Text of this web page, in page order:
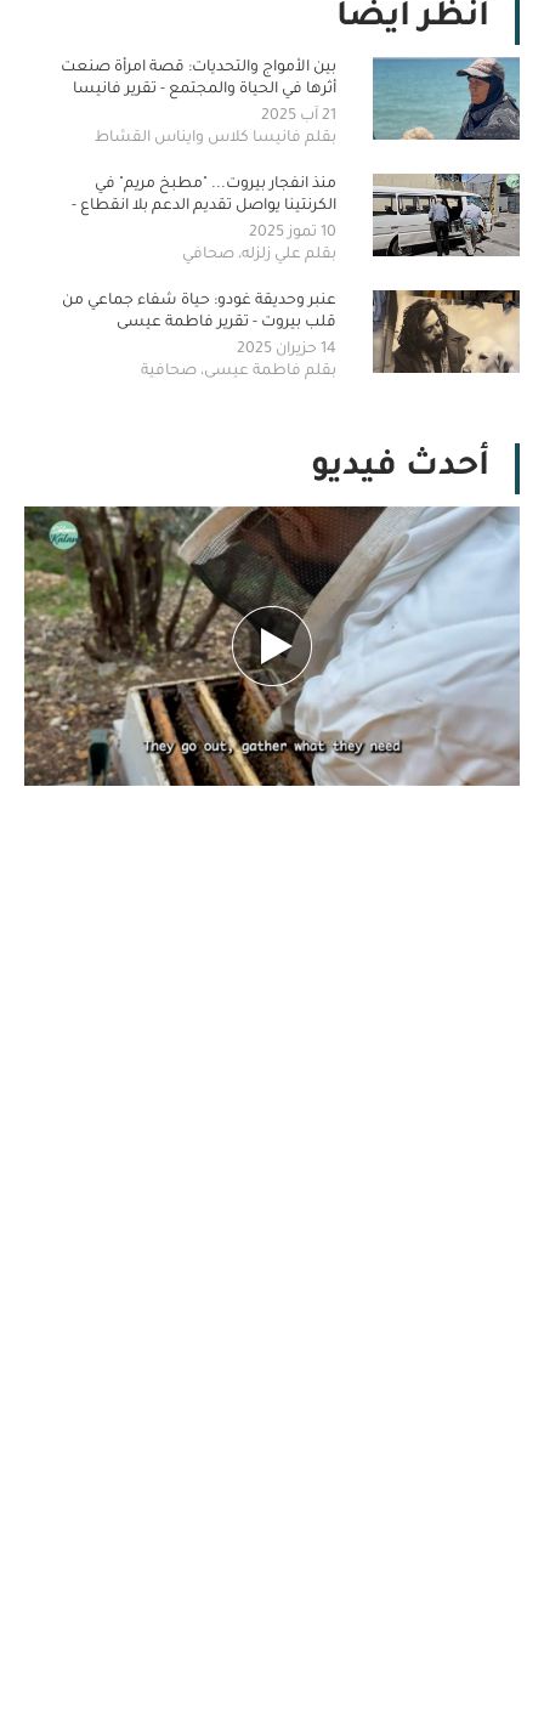
أنظر أيضا
بين الأمواج والتحديات: قصة امرأة صنعت
أثرها في الحياة والمجتمع - تقرير فانيسا
كلاس و ايناس القشاط
21 آب 2025
بقلم فانيسا كلاس وايناس القشاط
منذ انفجار بيروت... "مطبخ مريم" في
الكرنتينا يواصل تقديم الدعم بلا انقطاع -
تقرير علي زلزله
10 تموز 2025
بقلم علي زلزله، صحافي
عنبر وحديقة غودو: حياة شفاء جماعي من
قلب بيروت - تقرير فاطمة عيسى
14 حزيران 2025
بقلم فاطمة عيسى، صحافية
أحدث فيديو